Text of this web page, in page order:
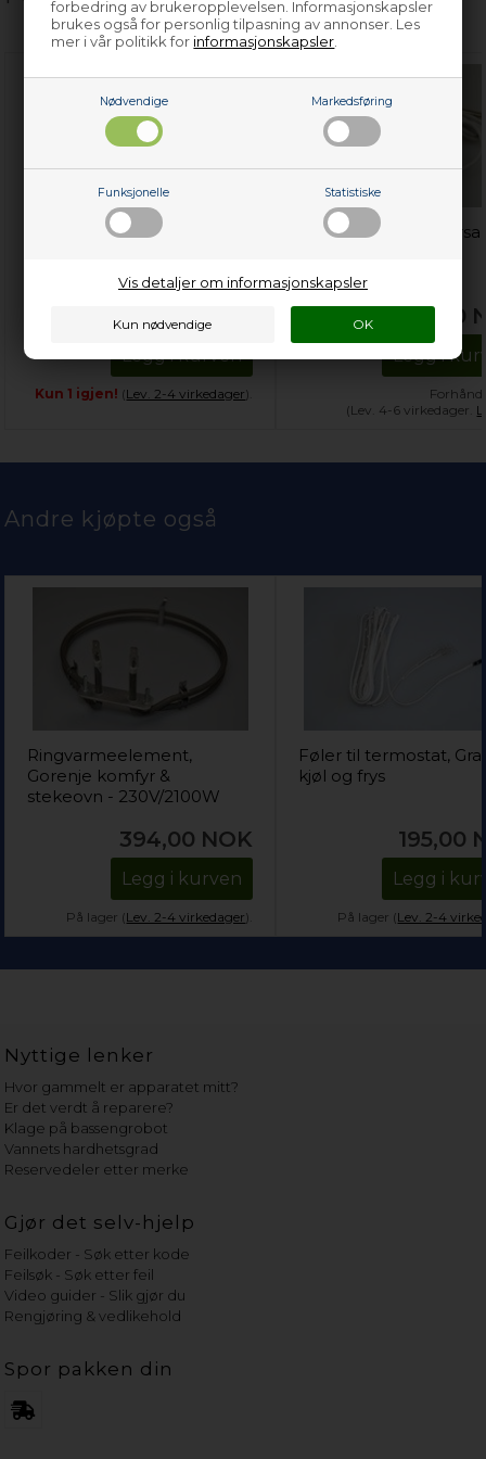
forbedring av brukeropplevelsen. Informasjonskapsler
brukes også for personlig tilpasning av annonser. Les
mer i vår politikk for informasjonskapsler
Nødvendige Markedsføring
Funksjonelle Statistiske
Vis detaljer om informasjonskapsler
Flaskestativ, universal kjøl
mm x 310 mm (til 3
469,00 NOK
Legg i kurven
Kun 1 igjen! (Lev. 2-4 virkedager).
Termometer, universal
150,00
Legg i
(Lev. 4-6 virkedager.
Andre kjøpte også
Ringvarmeelement,
Gorenje komfyr &
stekeovn - 230V/2100W
394,00 NOK
Legg i kurven
På lager (Lev. 2-4 virkedager).
Føler til termostat,
kjøl og frys
195,00
Legg i
På lager (Lev. 2-4
Nyttige lenker
Hvor gammelt er apparatet mitt?
Er det verdt å reparere?
Klage på bassengrobot
Vannets hardhetsgrad
Reservedeler etter merke
Gjør det selv-hjelp
Feilkoder - Søk etter kode
Feilsøk - Søk etter feil
Video guider - Slik gjør du
Rengjøring & vedlikehold
Spor pakken din